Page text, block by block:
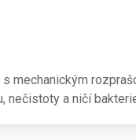
mechanickým
nečistoty a ničí